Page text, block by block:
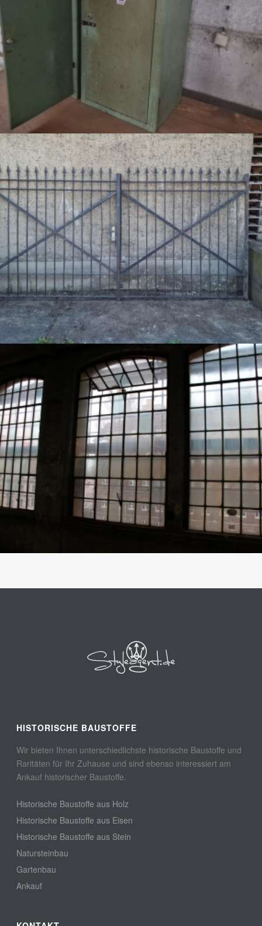
HISTORISCHE BAUSTOFFE
Wir bieten Ihnen unterschiedlichste historische Baustoffe und
Raritäten für Ihr Zuhause und sind ebenso interessiert am
Ankauf historischer Baustoffe.
Historische Baustoffe aus Holz
Historische Baustoffe aus Eisen
Historische Baustoffe aus Stein
Natursteinbau
Gartenbau
Ankauf